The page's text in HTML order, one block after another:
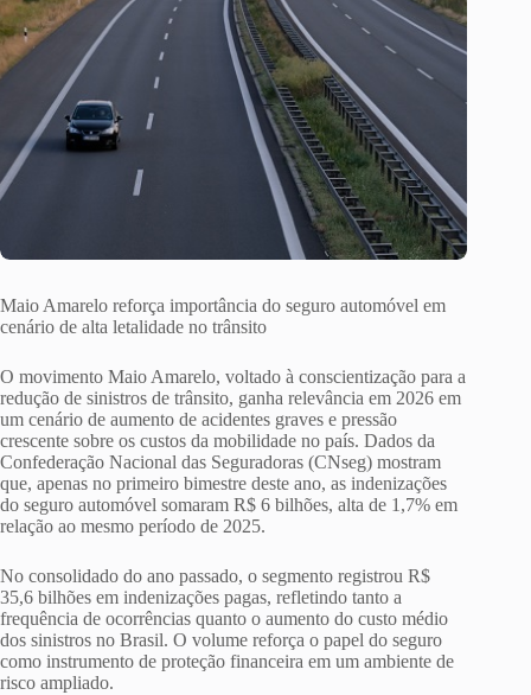
Maio Amarelo reforça importância do seguro automóvel em
cenário de alta letalidade no trânsito
O movimento Maio Amarelo, voltado à conscientização para a
redução de sinistros de trânsito, ganha relevância em 2026 em
um cenário de aumento de acidentes graves e pressão
crescente sobre os custos da mobilidade no país. Dados da
Confederação Nacional das Seguradoras (CNseg) mostram
que, apenas no primeiro bimestre deste ano, as indenizações
do seguro automóvel somaram R$ 6 bilhões, alta de 1,7% em
relação ao mesmo período de 2025.
No consolidado do ano passado, o segmento registrou R$
35,6 bilhões em indenizações pagas, refletindo tanto a
frequência de ocorrências quanto o aumento do custo médio
dos sinistros no Brasil. O volume reforça o papel do seguro
como instrumento de proteção financeira em um ambiente de
risco ampliado.